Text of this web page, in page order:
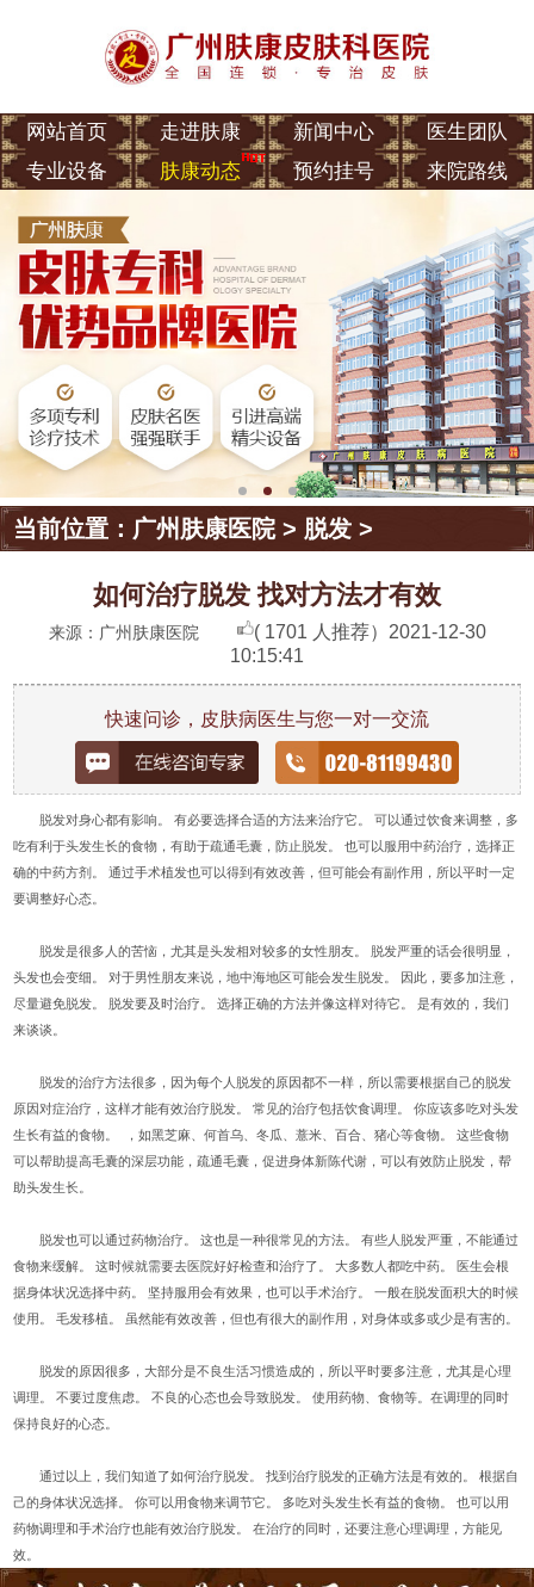
网站首页 走进肤康 新闻中心
医生团队
专业设备
肤康动态 预约挂号 来院路线
当前位置： 广州肤康医院> 脱发 >
如何治疗脱发 找对方法才有效
来源：广州肤康医院 ( 1701 人推荐） 2021-12-30
10:15:41
快速问诊，皮肤病医生与您一对一交流
脱发对身心都有影响。 有必要选择合适的方法来治疗它。 可以通过饮食来调整，多
吃有利于头发生长的食物，有助于疏通毛囊，防止脱发。 也可以服用中药治疗，选择正
确的中药方剂。 通过手术植发也可以得到有效改善，但可能会有副作用，所以平时一定
要调整好心态。
脱发是很多人的苦恼，尤其是头发相对较多的女性朋友。 脱发严重的话会很明显，
头发也会变细。 对于男性朋友来说，地中海地区可能会发生脱发。 因此，要多加注意，
尽量避免脱发。 脱发要及时治疗。 选择正确的方法并像这样对待它。 是有效的，我们
来谈谈。
脱发的治疗方法很多，因为每个人脱发的原因都不一样，所以需要根据自己的脱发
原因对症治疗，这样才能有效治疗脱发。 常见的治疗包括饮食调理。 你应该多吃对头发
生长有益的食物。 ，如黑芝麻、何首乌、冬瓜、薏米、百合、猪心等食物。 这些食物
可以帮助提高毛囊的深层功能，疏通毛囊，促进身体新陈代谢，可以有效防止脱发，帮
助头发生长。
脱发也可以通过药物治疗。 这也是一种很常见的方法。 有些人脱发严重，不能通过
食物来缓解。 这时候就需要去医院好好检查和治疗了。 大多数人都吃中药。 医生会根
据身体状况选择中药。 坚持服用会有效果，也可以手术治疗。 一般在脱发面积大的时候
使用。 毛发移植。 虽然能有效改善，但也有很大的副作用，对身体或多或少是有害的。
脱发的原因很多，大部分是不良生活习惯造成的，所以平时要多注意，尤其是心理
调理。 不要过度焦虑。 不良的心态也会导致脱发。 使用药物、食物等。在调理的同时
保持良好的心态。
通过以上，我们知道了如何治疗脱发。 找到治疗脱发的正确方法是有效的。 根据自
己的身体状况选择。 你可以用食物来调节它。 多吃对头发生长有益的食物。 也可以用
药物调理和手术治疗也能有效治疗脱发。 在治疗的同时，还要注意心理调理，方能见
效。